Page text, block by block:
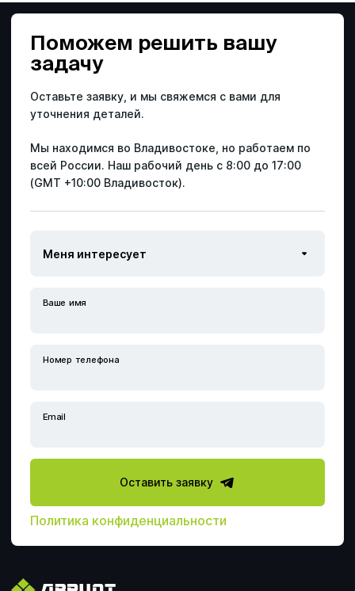
Получить скидку
обработки персональных данных
Профессиональная оценка рисков
Расследование несчастных случаев
Производственный контроль
Аутсорсинг по охране труда
Email
Номер телефона
Заказать звонок
Оставить заявку
обработки персональных данных
Оставить заявку
обработки персональных данных
Поможем решить вашу
задачу
Оставьте заявку, и мы свяжемся с вами для
уточнения деталей.
Мы находимся во Владивостоке, но работаем по
всей России. Наш рабочий день с 8:00 до 17:00
(GMT +10:00 Владивосток).
Профессиональная оценка рисков
Аутсорсинг по охране труда
Сотрудничество с ДВРЦОТ
Ваше имя
Номер телефона
Email
Оставить заявку
Политика конфиденциальности